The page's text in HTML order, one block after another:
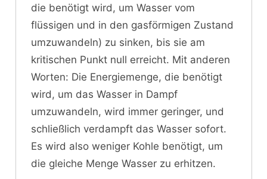
die benötigt wird, um Wasser vom
flüssigen und in den gasförmigen Zustand
umzuwandeln) zu sinken, bis sie am
kritischen Punkt null erreicht. Mit anderen
Worten: Die Energiemenge, die benötigt
wird, um das Wasser in Dampf
umzuwandeln, wird immer geringer, und
schließlich verdampft das Wasser sofort.
Es wird also weniger Kohle benötigt, um
die gleiche Menge Wasser zu erhitzen.